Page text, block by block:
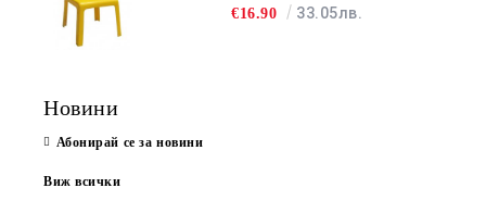
€16.90
33.05лв.
Новини
Абонирай се за новини
Виж всички